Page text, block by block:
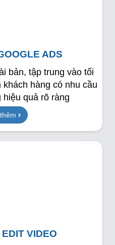
ADS
bản, tập trung vào tối
hàng có nhu cầu
quả rõ ràng
VIDEO